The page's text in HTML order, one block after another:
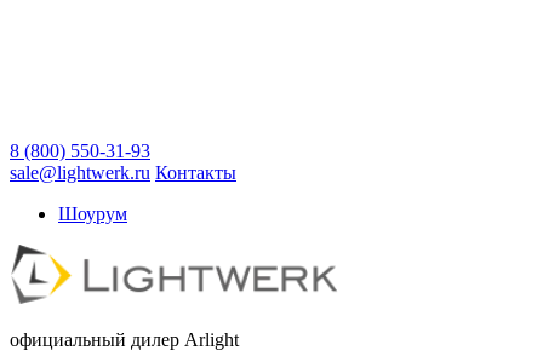
8 (800) 550-31-93
sale@lightwerk.ru Контакты
Шоурум
официальный дилер Arlight